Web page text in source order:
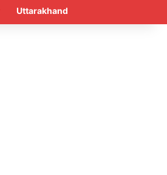
Uttarakhand